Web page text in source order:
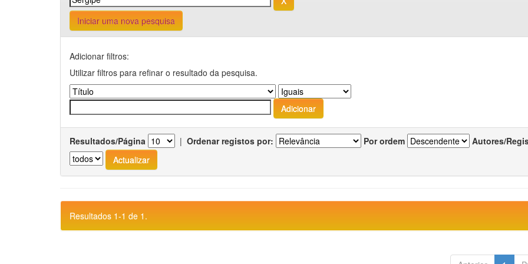
Iniciar uma nova pesquisa
Adicionar filtros:
Utilizar filtros para refinar o resultado da pesquisa.
Resultados/Página | Ordenar registos por: Por ordem Autores/
Resultados 1-1 de 1.